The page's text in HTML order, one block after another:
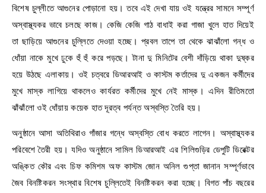
বিশেষ চুল্লীতে আগুনের পোড়ানো হয়। তবে এই দেখা যায় ওই যন্ত্রের সামনে সম্পূর্ণ
অস্বাস্থ্যকর ভাবে চলছে কাজ। কেজি কেজি গাঠ বাধাই করা গাজা খুলে হাত দিয়েই
তা ছাড়িয়ে আগুনের চুল্লিতে দেওয়া হচ্ছে। প্রবল তাপে তা থেকে ঝাঝাঁলো গন্ধ ও
ধোঁয়া নাকে মুখে ঢুকে হুঁ হুঁ করে পড়ছে। টানা দু মিনিটের বেশী দাঁড়িয়ে থাকা দুষ্কর
হয়ে উঠছে এলাকায়। ওই চত্বরে ডিআরআই ও কাস্টম কর্তাদের দু একজন কর্মীদের
মুখে মাস্ক লাগিয়ে থাকলেও কার্যরত কর্মীদের মুখে নেই মাস্ক। এদিন রীতিমতো
ঝাঁঝাঁলো ওই ধোঁয়ায় কয়েক হাত দূরত্ব পর্যন্ত অস্বস্তি তৈরি হয়।
অনুষ্ঠানে আসা অতিথিরাও গাঁজার গন্ধে অস্বস্তি বোধ করতে লাগেন। অস্বাস্থ্যকর
পরিবেশে তৈরী হয়। যদিও অনুষ্ঠানে সামিল ডিআরআই এর শিলিগুড়ির ডেপুটি ডিরেক্টর
অঙ্কিত কৌর এবং চিফ কমিশম অফ কাস্টম জোন অনিল গুপ্তা জানান সম্পূর্ণভাবে
জৈব বিনষ্টিকরন সংস্থার বিশেষ চুল্লিতেই বিনষ্টিকরন করা হচ্ছে। বিগত পাঁচ বছরের